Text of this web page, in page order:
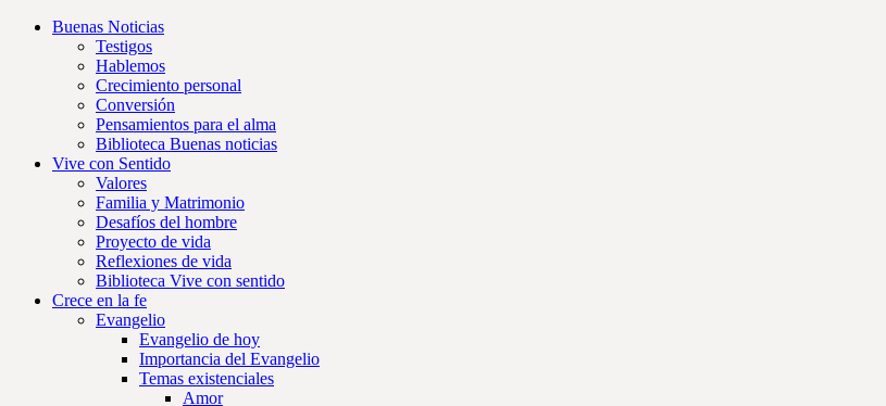
Buenas Noticias
Testigos
Hablemos
Crecimiento personal
Conversión
Pensamientos para el alma
Biblioteca Buenas noticias
Vive con Sentido
Valores
Familia y Matrimonio
Desafíos del hombre
Proyecto de vida
Reflexiones de vida
Biblioteca Vive con sentido
Crece en la fe
Evangelio
Evangelio de hoy
Importancia del Evangelio
Temas existenciales
Amor